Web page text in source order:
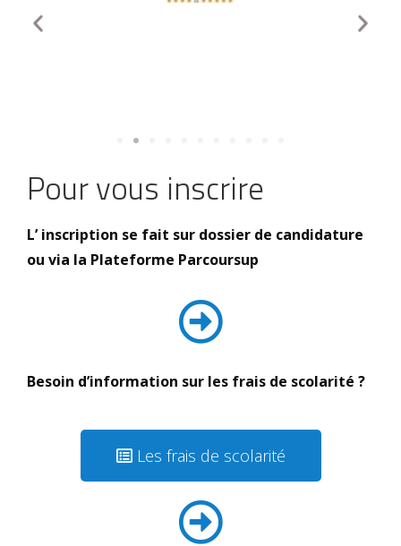
Pour vous inscrire
L’ inscription se fait sur dossier de candidature
ou via la Plateforme Parcoursup
Besoin d’information sur les frais de scolarité ?
Les frais de scolarité